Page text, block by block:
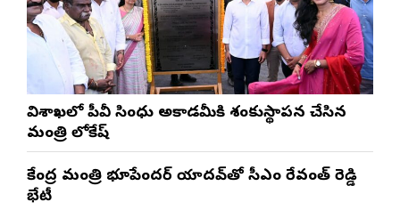
విశాఖలో పీవీ సింధు అకాడమీకి శంకుస్థాపన చేసిన
మంత్రి లోకేష్
కేంద్ర మంత్రి భూపేందర్ యాదవ్‌తో సీఎం రేవంత్ రెడ్డి
భేటీ